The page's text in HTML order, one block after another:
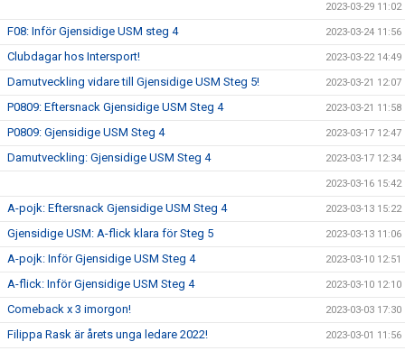
2023-03-29 11:02
F08: Inför Gjensidige USM steg 4 2023-03-24 11:56
Clubdagar hos Intersport! 2023-03-22 14:49
Damutveckling vidare till Gjensidige USM Steg 5! 2023-03-21 12:07
P0809: Eftersnack Gjensidige USM Steg 4 2023-03-21 11:58
P0809: Gjensidige USM Steg 4 2023-03-17 12:47
Damutveckling: Gjensidige USM Steg 4 2023-03-17 12:34
2023-03-16 15:42
A-pojk: Eftersnack Gjensidige USM Steg 4 2023-03-13 15:22
Gjensidige USM: A-flick klara för Steg 5 2023-03-13 11:06
A-pojk: Inför Gjensidige USM Steg 4 2023-03-10 12:51
A-flick: Inför Gjensidige USM Steg 4 2023-03-10 12:10
Comeback x 3 imorgon! 2023-03-03 17:30
Filippa Rask är årets unga ledare 2022! 2023-03-01 11:56